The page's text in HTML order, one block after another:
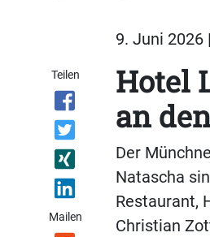
9. Juni 2026
Teilen
Mailen
Hotel
an
Der
Natascha
Restaurant,
Christian